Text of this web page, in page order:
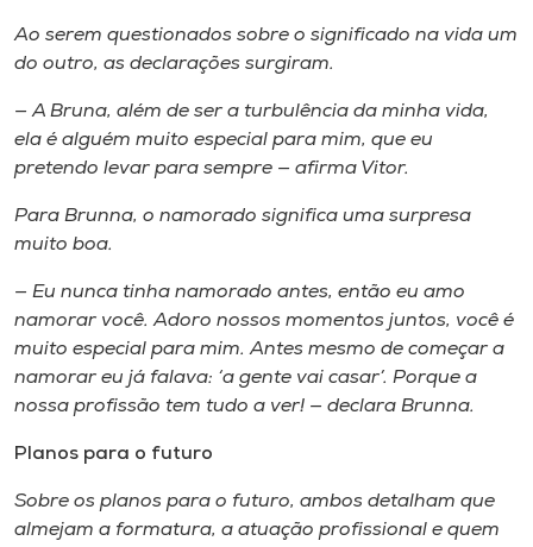
Ao serem questionados sobre o significado na vida um
do outro, as declarações surgiram.
— A Bruna, além de ser a turbulência da minha vida,
ela é alguém muito especial para mim, que eu
pretendo levar para sempre — afirma Vitor.
Para Brunna, o namorado significa uma surpresa
muito boa.
— Eu nunca tinha namorado antes, então eu amo
namorar você. Adoro nossos momentos juntos, você é
muito especial para mim. Antes mesmo de começar a
namorar eu já falava: ‘a gente vai casar’. Porque a
nossa profissão tem tudo a ver! — declara Brunna.
Planos para o futuro
Sobre os planos para o futuro, ambos detalham que
almejam a formatura, a atuação profissional e quem